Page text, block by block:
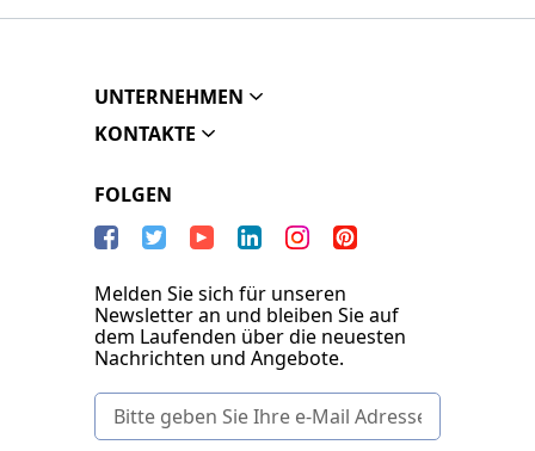
UNTERNEHMEN
KONTAKTE
FOLGEN
Melden Sie sich für unseren
Newsletter an und bleiben Sie auf
dem Laufenden über die neuesten
Nachrichten und Angebote.